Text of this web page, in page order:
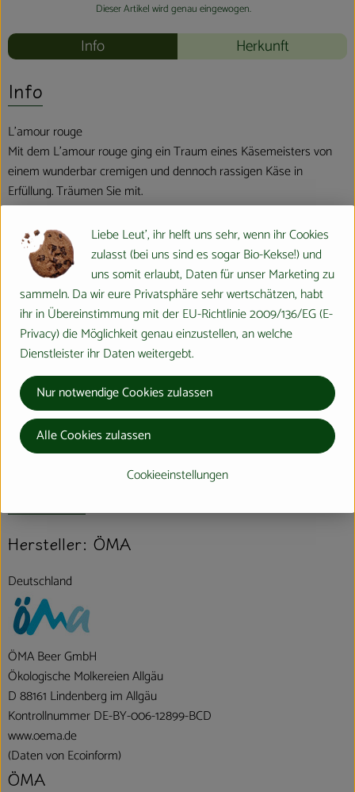
Dieser Artikel wird genau eingewogen.
Info Herkunft
Info
L’amour rouge
Mit dem L’amour rouge ging ein Traum eines Käsemeisters von
einem wunderbar cremigen und dennoch rassigen Käse in
Erfüllung. Träumen Sie mit.
Produktinformationen
Zutaten
Nährwert-Info
Produktdatenblatt
Hersteller: ÖMA
Deutschland
ÖMA Beer GmbH
Ökologische Molkereien Allgäu
D 88161 Lindenberg im Allgäu
Kontrollnummer DE-BY-006-12899-BCD
www.oema.de
(Daten von Ecoinform)
ÖMA
Liebe Leut', ihr helft uns sehr, wenn ihr Cookies
zulasst (bei uns sind es sogar Bio-Kekse!) und
uns somit erlaubt, Daten für unser Marketing zu
sammeln. Da wir eure Privatsphäre sehr wertschätzen, habt
ihr in Übereinstimmung mit der EU-Richtlinie 2009/136/EG (E-
Privacy) die Möglichkeit genau einzustellen, an welche
Dienstleister ihr Daten weitergebt.
Cookieeinstellungen
Nur notwendige Cookies zulassen
Alle Cookies zulassen